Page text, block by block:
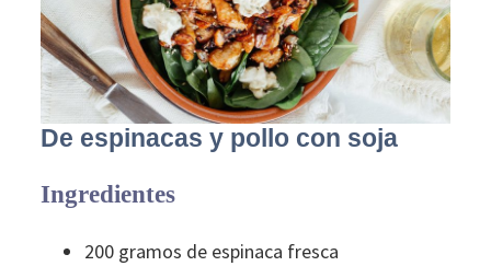
De espinacas y pollo con soja
Ingredientes
200 gramos de espinaca fresca